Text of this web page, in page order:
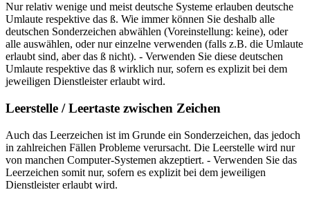
Nur relativ wenige und meist deutsche Systeme erlauben deutsche
Umlaute respektive das ß. Wie immer können Sie deshalb alle
deutschen Sonderzeichen abwählen (Voreinstellung: keine), oder
alle auswählen, oder nur einzelne verwenden (falls z.B. die Umlaute
erlaubt sind, aber das ß nicht). - Verwenden Sie diese deutschen
Umlaute respektive das ß wirklich nur, sofern es explizit bei dem
jeweiligen Dienstleister erlaubt wird.
Leerstelle / Leertaste zwischen Zeichen
Auch das Leerzeichen ist im Grunde ein Sonderzeichen, das jedoch
in zahlreichen Fällen Probleme verursacht. Die Leerstelle wird nur
von manchen Computer-Systemen akzeptiert. - Verwenden Sie das
Leerzeichen somit nur, sofern es explizit bei dem jeweiligen
Dienstleister erlaubt wird.